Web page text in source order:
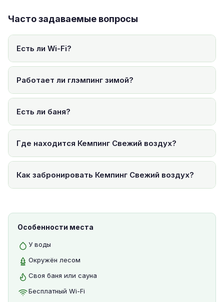
Часто задаваемые вопросы
Есть ли Wi-Fi?
Работает ли глэмпинг зимой?
Есть ли баня?
Где находится Кемпинг Свежий воздух?
Как забронировать Кемпинг Свежий воздух?
Особенности места
У воды
Окружён лесом
Своя баня или сауна
Бесплатный Wi-Fi